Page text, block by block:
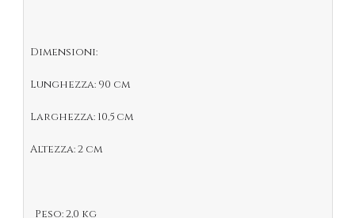
Dimensioni:
Lunghezza: 90 cm
Larghezza: 10,5 cm
Altezza: 2 cm
Peso: 2,0 kg